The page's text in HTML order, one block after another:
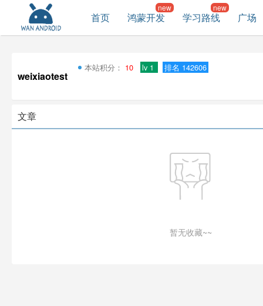
首页 鸿蒙开发 学习路线 广场
weixiaotest
本站积分： 10 lv 1 排名 142606
文章
暂无收藏~~